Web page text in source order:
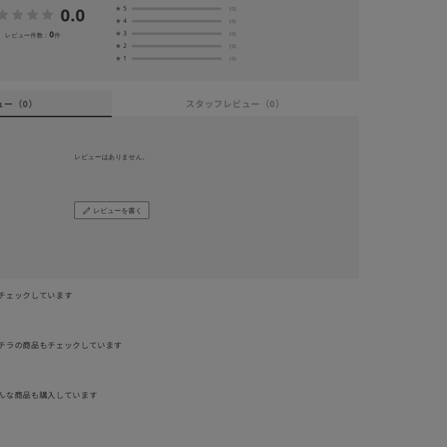
0.0
レビュー件数： 0件
★ 5 (0)
★ 4 (0)
★ 3 (0)
★ 2 (0)
★ 1 (0)
ー （0） スタッフレビュー （0）
レビューはありません。
レビューを書く
ェックしています
ラの商品もチェックしています
な商品も購入しています